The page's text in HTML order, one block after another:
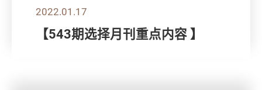
2022.01.17
【543期选择月刊重点内容 】